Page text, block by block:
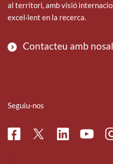
al territori, amb visió
excel·lent en la recerca.
Contacteu amb
Seguiu-nos
FacebookTwitterLinkedin